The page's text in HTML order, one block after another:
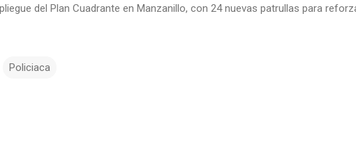
del Plan Cuadrante en Manzanillo, con 24 nuevas patrullas para
Policiaca